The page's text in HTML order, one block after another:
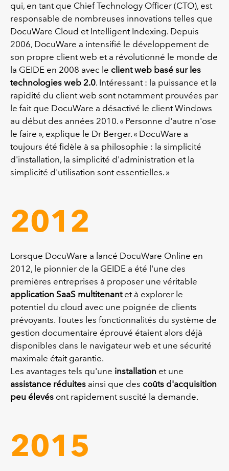
qui, en tant que Chief Technology Officer (CTO), est
responsable de nombreuses innovations telles que
DocuWare Cloud et Intelligent Indexing. Depuis
2006, DocuWare a intensifié le développement de
son propre client web et a révolutionné le monde de
la GEIDE en 2008 avec le client web basé sur les
technologies web 2.0. Intéressant : la puissance et la
rapidité du client web sont notamment prouvées par
le fait que DocuWare a désactivé le client Windows
au début des années 2010. « Personne d'autre n'ose
le faire », explique le Dr Berger. « DocuWare a
toujours été fidèle à sa philosophie : la simplicité
d'installation, la simplicité d'administration et la
simplicité d'utilisation sont essentielles. »
2012
Lorsque DocuWare a lancé DocuWare Online en
2012, le pionnier de la GEIDE a été l'une des
premières entreprises à proposer une véritable
application SaaS multitenantet à explorer le
potentiel du cloud avec une poignée de clients
prévoyants. Toutes les fonctionnalités du système de
gestion documentaire éprouvé étaient alors déjà
disponibles dans le navigateur web et une sécurité
maximale était garantie.
Les avantages tels qu'une installation et une
assistance réduites ainsi que des coûts d'acquisition
peu élevés ont rapidement suscité la demande.
2015